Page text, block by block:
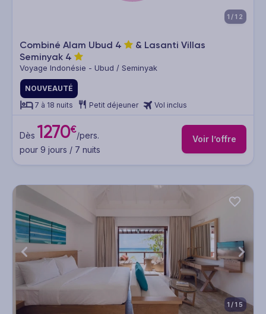
1/12
Combiné Alam Ubud 4
& Lasanti Villas
Seminyak 4
Voyage Indonésie - Ubud / Seminyak
NOUVEAUTÉ
7 à 18 nuits
Petit déjeuner Vol inclus
Dès 1270€/pers.
pour 9 jours / 7 nuits
Voir l’offre
1/15